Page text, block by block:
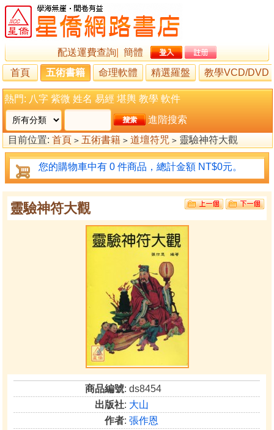
配送運費查詢
簡體
首頁
五術書籍 命理軟體 精選羅盤 教學VCD/DVD
熱門: 八字 紫微 姓名 易經 堪輿 教學 軟件
進階搜索
目前位置: 首頁 > 五術書籍 > 道壇符咒 > 靈驗神符大觀
您的購物車中有 0 件商品，總計金額 NT$0元。
靈驗神符大觀
商品編號: ds8454
出版社: 大山
作者:張作恩